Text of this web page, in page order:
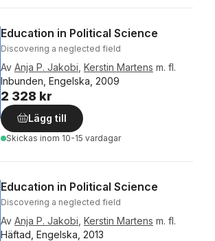
Education in Political Science
Discovering a neglected field
Av Anja P. Jakobi Kerstin Martens m. fl.
Inbunden, Engelska, 2009
2 328 kr
Lägg till
Skickas inom 10-15 vardagar
Education in Political Science
Discovering a neglected field
Av Anja P. Jakobi Kerstin Martens m. fl.
Häftad, Engelska, 2013